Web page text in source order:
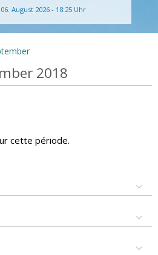
August 2026 - 18:25 Uhr
2018
cette période.